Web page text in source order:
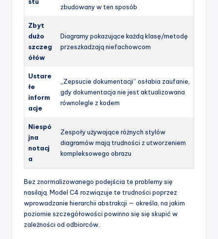
stu
zbudowany w ten sposób
Zbyt
dużo
szczeg
ółów
Diagramy pokazujące każdą klasę/metodę
przeszkadzają niefachowcom
Ustare
łe
inform
acje
„Zepsucie dokumentacji” osłabia zaufanie,
gdy dokumentacja nie jest aktualizowana
równolegle z kodem
Niespó
jna
notacj
a
Zespoły używające różnych stylów
diagramów mają trudności z utworzeniem
kompleksowego obrazu
Bez znormalizowanego podejścia te problemy się
nasilają. Model C4 rozwiązuje te trudności poprzez
wprowadzanie hierarchii abstrakcji — określa, na jakim
poziomie szczegółowości powinno się się skupić w
zależności od odbiorców.